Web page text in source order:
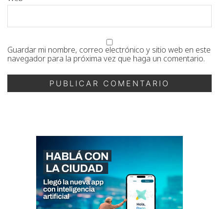
Guardar mi nombre, correo electrónico y sitio web en este
navegador para la próxima vez que haga un comentario.